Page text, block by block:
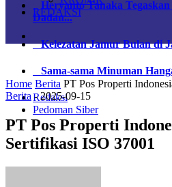
Heryanto Tanaka
Dadan...
Kelezatan Jamur Bulan di
Sama-sama Minuman
Redaksi
Pedoman Siber
REDAKSI
Home Berita PT Pos Properti
Berita-2025-09-15
PT Pos Properti
Sertifikasi ISO 37001